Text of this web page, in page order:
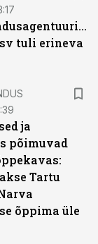
tuli erineva
ja
põimuvad
Tartu
õppima üle